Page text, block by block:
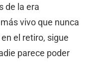
de la era
vivo que nunca
el retiro, sigue
parece poder